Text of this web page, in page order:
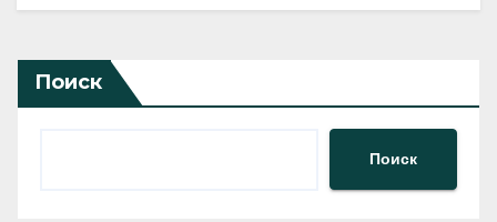
Поиск
Поиск